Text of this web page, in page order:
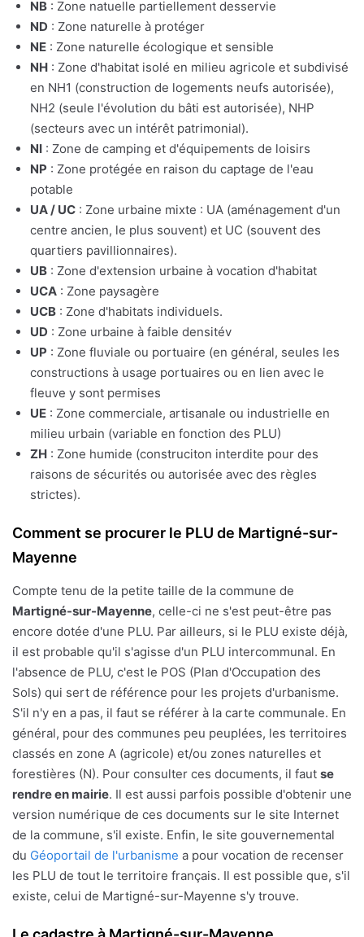
NB : Zone natuelle partiellement desservie
ND : Zone naturelle à protéger
NE : Zone naturelle écologique et sensible
NH : Zone d'habitat isolé en milieu agricole et subdivisé
en NH1 (construction de logements neufs autorisée),
NH2 (seule l'évolution du bâti est autorisée), NHP
(secteurs avec un intérêt patrimonial).
NI : Zone de camping et d'équipements de loisirs
NP : Zone protégée en raison du captage de l'eau
potable
UA / UC : Zone urbaine mixte : UA (aménagement d'un
centre ancien, le plus souvent) et UC (souvent des
quartiers pavillionnaires).
UB : Zone d'extension urbaine à vocation d'habitat
UCA : Zone paysagère
UCB : Zone d'habitats individuels.
UD : Zone urbaine à faible densitév
UP : Zone fluviale ou portuaire (en général, seules les
constructions à usage portuaires ou en lien avec le
fleuve y sont permises
UE : Zone commerciale, artisanale ou industrielle en
milieu urbain (variable en fonction des PLU)
ZH : Zone humide (construciton interdite pour des
raisons de sécurités ou autorisée avec des règles
strictes).
Comment se procurer le PLU de Martigné-sur-
Mayenne
Compte tenu de la petite taille de la commune de
Martigné-sur-Mayenne, celle-ci ne s'est peut-être pas
encore dotée d'une PLU. Par ailleurs, si le PLU existe déjà,
il est probable qu'il s'agisse d'un PLU intercommunal. En
l'absence de PLU, c'est le POS (Plan d'Occupation des
Sols) qui sert de référence pour les projets d'urbanisme.
S'il n'y en a pas, il faut se référer à la carte communale. En
général, pour des communes peu peuplées, les territoires
classés en zone A (agricole) et/ou zones naturelles et
forestières (N). Pour consulter ces documents, il faut se
rendre en mairie. Il est aussi parfois possible d'obtenir une
version numérique de ces documents sur le site Internet
de la commune, s'il existe. Enfin, le site gouvernemental
du Géoportail de l'urbanisme a pour vocation de recenser
les PLU de tout le territoire français. Il est possible que, s'il
existe, celui de Martigné-sur-Mayenne s'y trouve.